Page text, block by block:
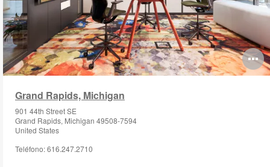
Grand Rapids, Michigan
901 44th Street SE
Grand Rapids, Michigan 49508-7594
United States
Teléfono: 616.247.2710